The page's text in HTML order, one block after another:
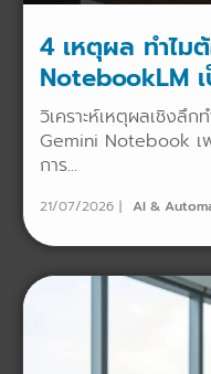
4 เหตุผล ทำไม
NotebookLM
Notebook?
วิเคราะห์เหตุผลเชิงลึ
Gemini Notebook เพ
การ...
21/07/2026 AI &